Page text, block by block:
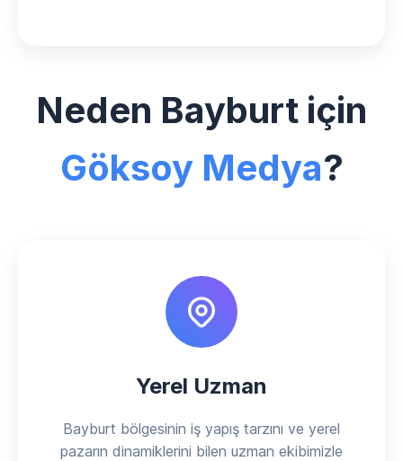
Neden Bayburt için
Göksoy Medya?
Yerel Uzman
Bayburt bölgesinin iş yapış tarzını ve yerel
pazarın dinamiklerini bilen uzman ekibimizle